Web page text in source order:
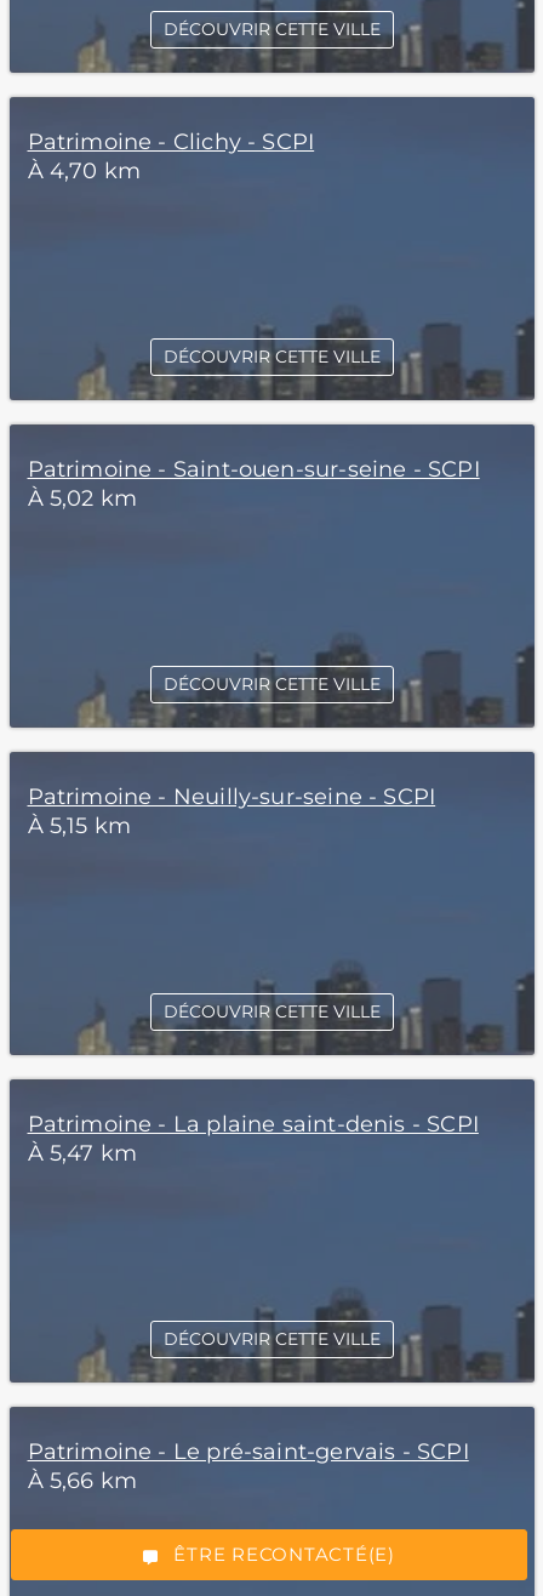
*Champs obligatoires
“Excellent”, 165 avis
ÊTRE RECONTACTÉ(E)
DÉCOUVRIR CETTE VILLE
Patrimoine - Clichy - SCPI
À 4,70 km
DÉCOUVRIR CETTE VILLE
Patrimoine - Saint-ouen-sur-seine - SCPI
À 5,02 km
DÉCOUVRIR CETTE VILLE
Patrimoine - Neuilly-sur-seine - SCPI
À 5,15 km
DÉCOUVRIR CETTE VILLE
Patrimoine - La plaine saint-denis - SCPI
À 5,47 km
DÉCOUVRIR CETTE VILLE
Patrimoine - Le pré-saint-gervais - SCPI
À 5,66 km